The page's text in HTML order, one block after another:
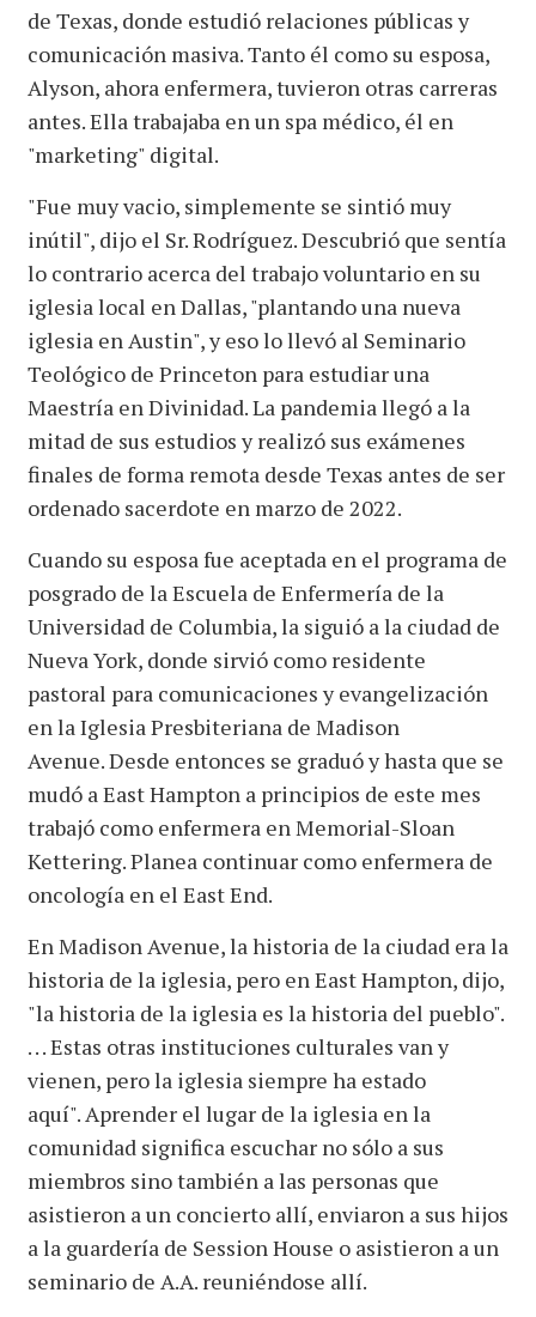
de Texas, donde estudió relaciones públicas y
comunicación masiva. Tanto él como su esposa,
Alyson, ahora enfermera, tuvieron otras carreras
antes. Ella trabajaba en un spa médico, él en
"marketing" digital.
"Fue muy vacio, simplemente se sintió muy
inútil", dijo el Sr. Rodríguez. Descubrió que sentía
lo contrario acerca del trabajo voluntario en su
iglesia local en Dallas, "plantando una nueva
iglesia en Austin", y eso lo llevó al Seminario
Teológico de Princeton para estudiar una
Maestría en Divinidad. La pandemia llegó a la
mitad de sus estudios y realizó sus exámenes
finales de forma remota desde Texas antes de ser
ordenado sacerdote en marzo de 2022.
Cuando su esposa fue aceptada en el programa de
posgrado de la Escuela de Enfermería de la
Universidad de Columbia, la siguió a la ciudad de
Nueva York, donde sirvió como residente
pastoral para comunicaciones y evangelización
en la Iglesia Presbiteriana de Madison
Avenue. Desde entonces se graduó y hasta que se
mudó a East Hampton a principios de este mes
trabajó como enfermera en Memorial-Sloan
Kettering. Planea continuar como enfermera de
oncología en el East End.
En Madison Avenue, la historia de la ciudad era la
historia de la iglesia, pero en East Hampton, dijo,
"la historia de la iglesia es la historia del pueblo".
. . . Estas otras instituciones culturales van y
vienen, pero la iglesia siempre ha estado
aquí". Aprender el lugar de la iglesia en la
comunidad significa escuchar no sólo a sus
miembros sino también a las personas que
asistieron a un concierto allí, enviaron a sus hijos
a la guardería de Session House o asistieron a un
seminario de A.A. reuniéndose allí.